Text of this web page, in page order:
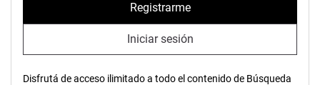
Registrarme
Iniciar sesión
Disfrutá de acceso ilimitado a todo el contenido de Búsqueda